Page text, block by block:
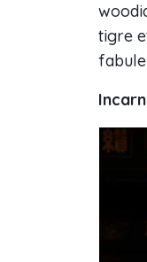
tigre